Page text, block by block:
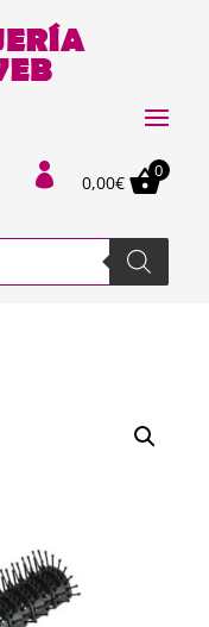
 0,00€
0